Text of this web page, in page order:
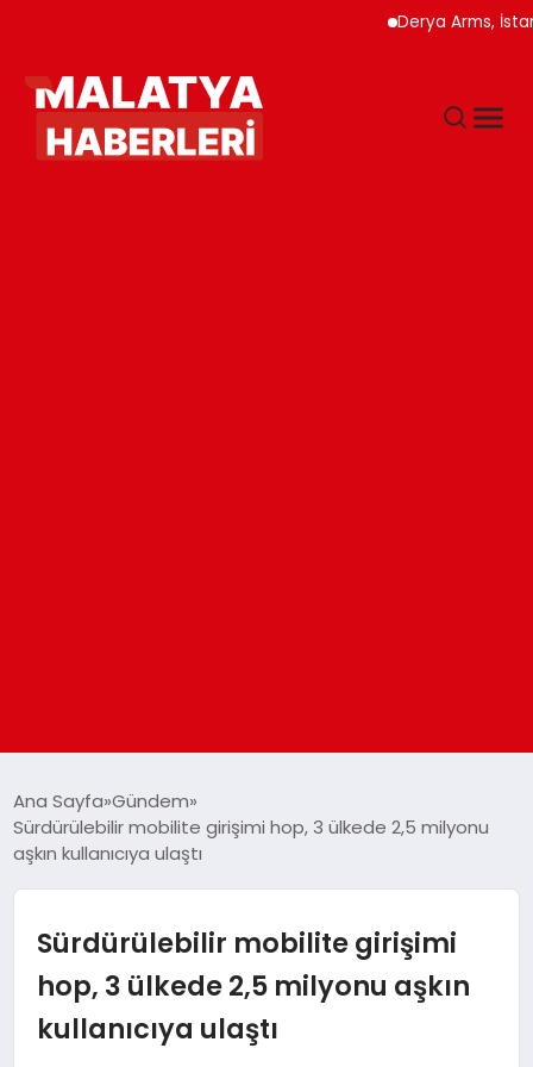
Derya Arms, İstanbul
GÜNDEM
DÜNYA
EĞITIM
Ana Sayfa Gündem
Sürdürülebilir mobilite girişimi hop, 3 ülkede 2,5 milyonu
aşkın kullanıcıya ulaştı
Sürdürülebilir mobilite girişimi
hop, 3 ülkede 2,5 milyonu aşkın
kullanıcıya ulaştı